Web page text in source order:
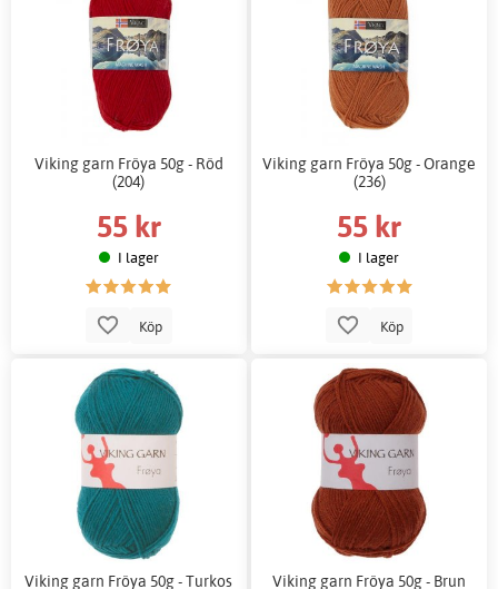
Viking garn Fröya 50g - Röd
(204)
55 kr
I lager
Köp
Viking garn Fröya 50g - Orange
(236)
55 kr
I lager
Köp
Viking garn Fröya 50g - Turkos Viking garn Fröya 50g - Brun